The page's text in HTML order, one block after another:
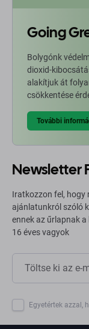
Going
Bolygónk
dioxid-
alakítjuk át
csökkentése
További
Newsletter
Iratkozzon fel, hogy
ajánlatunkról szóló
ennek az űrlapnak
16 éves vagyok
Egyetértek azzal,